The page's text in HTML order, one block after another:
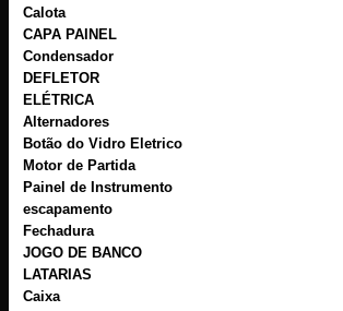
Calota
CAPA PAINEL
Condensador
DEFLETOR
ELÉTRICA
Alternadores
Botão do Vidro Eletrico
Motor de Partida
Painel de Instrumento
escapamento
Fechadura
JOGO DE BANCO
LATARIAS
Caixa